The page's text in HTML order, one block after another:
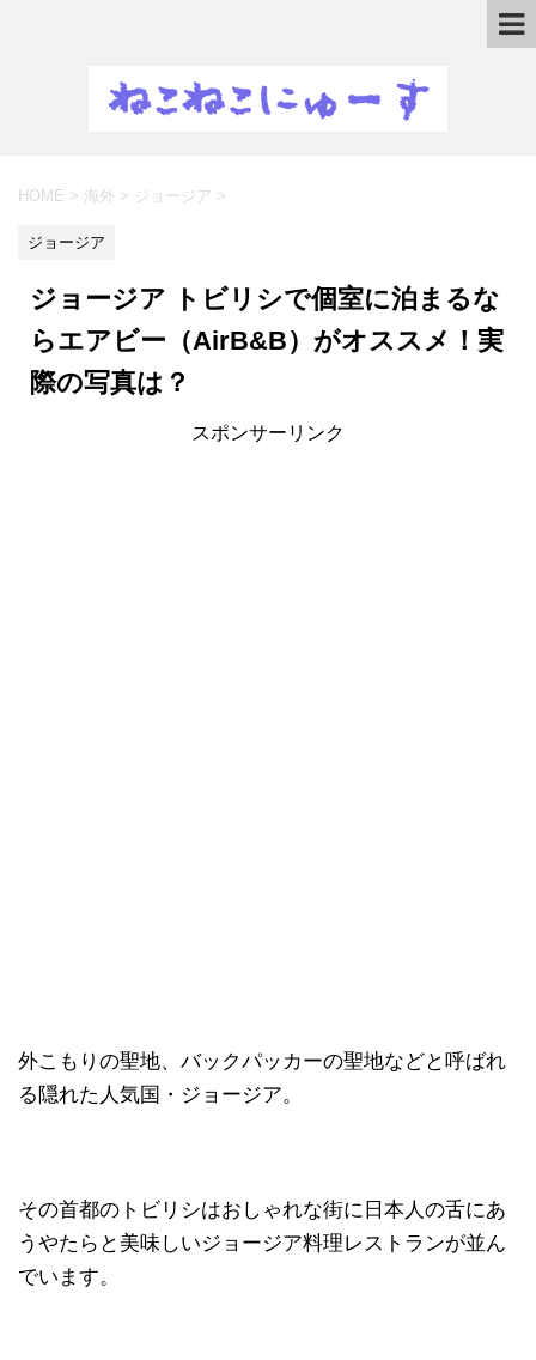
HOME > 海外 > ジョージア >
ジョージア
ジョージア トビリシで個室に泊まるな
らエアビー（AirB&B）がオススメ！実
際の写真は？
スポンサーリンク
外こもりの聖地、バックパッカーの聖地などと呼ばれ
る隠れた人気国・ジョージア。
その首都のトビリシはおしゃれな街に日本人の舌にあ
うやたらと美味しいジョージア料理レストランが並ん
でいます。